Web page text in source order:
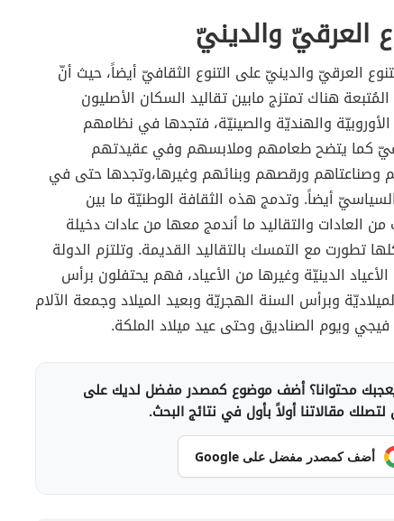
العرقيّ والدينيّ
العرقيّ والدينيّ على التنوع الثقافيّ أيضاً، حيث أنّ
المُتبعة هناك تمتزج مابين تقاليد السكان الأصليون
الأوروبيّة والهنديّة والصينيّة، فتجدها في نظامهم
كما يتضح طعامهم وملابسهم وفي عقيدتهم
وصناعتاهم ورقصهم وبنائهم وغيرها،وتجدها حتى في
أيضاً. وتدمج هذه الثقافة الوطنيّة ما بين
من العادات والتقاليد ما أندمج معها من عادات دخيلة
تطورت مع التمسك بالتقاليد القديمة. وتلتزم الدولة
الدينيّة وغيرها من الأعياد، فهم يحتفلون برأس
وبرأس السنة الهجريّة وبعيد الميلاد وجمعة الآلام
ويوم الصناديق وحتى عيد ميلاد الملكة.
محتوانا؟ أضف موضوع كمصدر مفضل لديك على
مقالاتنا أولاً بأول في نتائج البحث.
أضف كمصدر مفضل على Google